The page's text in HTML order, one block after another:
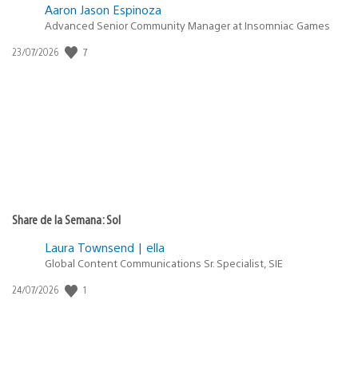
Aaron Jason Espinoza
Advanced Senior Community Manager at Insomniac Games
Fecha
23/07/2026 7
Share de la Semana: Sol
Laura Townsend | ella
Global Content Communications Sr. Specialist, SIE
Fecha
24/07/2026 1